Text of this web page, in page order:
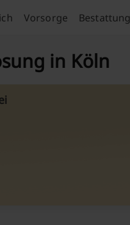
Vorsorge Bestattung
in Köln